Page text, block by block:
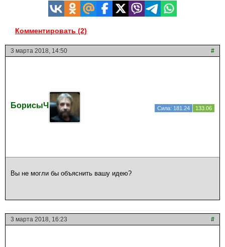
Комментировать (2)
3 марта 2018, 14:50 #
БорисыЧ Сила: 181.24 133.06
Вы не могли бы объяснить вашу идею?
3 марта 2018, 16:23 #